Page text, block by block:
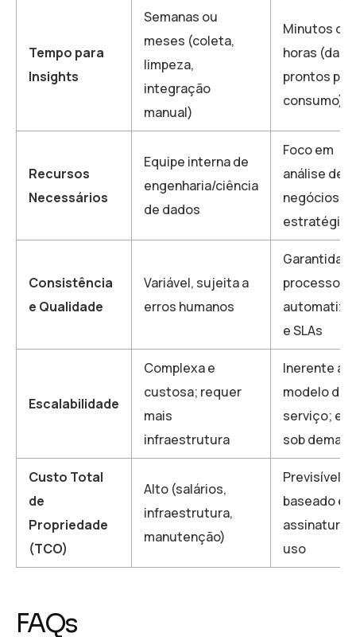
Tempo para
Insights
Semanas ou
meses (coleta,
limpeza,
integração
manual)
Minutos ou
horas
prontos
consumo)
Recursos
Necessários
Equipe interna de
engenharia/ciência
de dados
Foco em
análise de
negócios e
estratégia
Consistência
e Qualidade
Variável, sujeita a
erros humanos
Garantida
processos
e SLAs
Escalabilidade
Complexa e
custosa; requer
mais
infraestrutura
Inerente ao
modelo de
serviço;
sob
Custo Total
de
Propriedade
(TCO)
Alto (salários,
infraestrutura,
manutenção)
Previsível,
baseado em
assinatura
uso
FAQs